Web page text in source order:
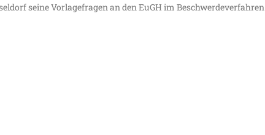
sei­ne Vor­la­ge­fra­gen an den EuGH im